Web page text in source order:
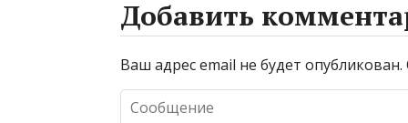
r
a
m
r
р
а
в
Добавить
Ваш адрес email не будет опубликован.